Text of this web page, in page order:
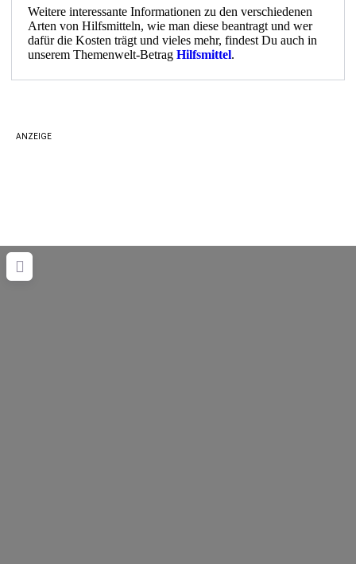
Weitere interessante Informationen zu den verschiedenen
Arten von Hilfsmitteln, wie man diese beantragt und wer
dafür die Kosten trägt und vieles mehr, findest Du auch in
unserem Themenwelt-Betrag Hilfsmittel.
ANZEIGE